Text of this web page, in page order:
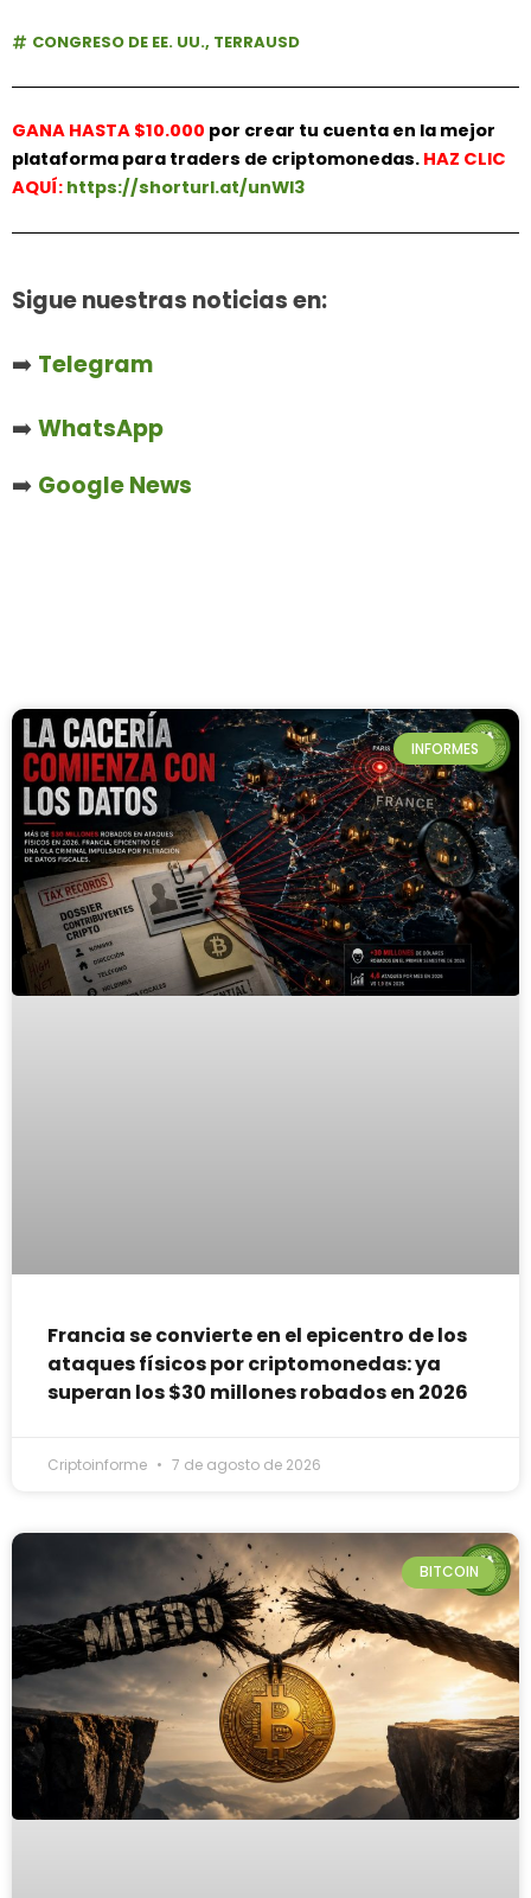
CONGRESO DE EE. UU., TERRAUSD
GANA HASTA $10.000 por crear tu cuenta en la mejor
plataforma para traders de criptomonedas. HAZ CLIC
AQUÍ: https://shorturl.at/unWl3
Sigue nuestras noticias en:
➡️ Telegram
➡️WhatsApp
➡️ Google News
INFORMES
Francia se convierte en el epicentro de los
ataques físicos por criptomonedas: ya
superan los $30 millones robados en 2026
Criptoinforme 7 de agosto de 2026
BITCOIN